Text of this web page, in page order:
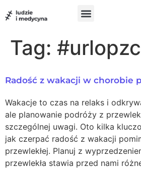
treści
Tag:
Radość z wakacji w chorobie
Wakacje to czas na relaks i
ale planowanie podróży z
szczególnej uwagi. Oto kilka
jak czerpać radość z wakacji
przewlekłej. Planuj z
przewlekła stawia przed nami